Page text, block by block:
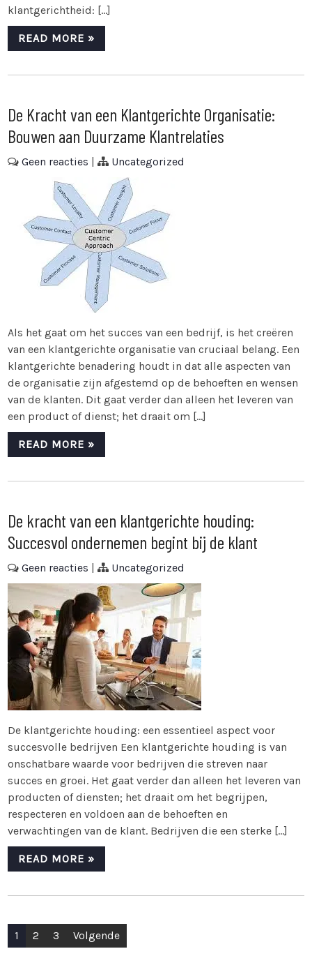
klantgerichtheid: […]
READ MORE »
De Kracht van een Klantgerichte Organisatie:
Bouwen aan Duurzame Klantrelaties
Geen reacties | Uncategorized
Als het gaat om het succes van een bedrijf, is het creëren
van een klantgerichte organisatie van cruciaal belang. Een
klantgerichte benadering houdt in dat alle aspecten van
de organisatie zijn afgestemd op de behoeften en wensen
van de klanten. Dit gaat verder dan alleen het leveren van
een product of dienst; het draait om […]
READ MORE »
De kracht van een klantgerichte houding:
Succesvol ondernemen begint bij de klant
Geen reacties | Uncategorized
De klantgerichte houding: een essentieel aspect voor
succesvolle bedrijven Een klantgerichte houding is van
onschatbare waarde voor bedrijven die streven naar
succes en groei. Het gaat verder dan alleen het leveren van
producten of diensten; het draait om het begrijpen,
respecteren en voldoen aan de behoeften en
verwachtingen van de klant. Bedrijven die een sterke […]
READ MORE »
Berichten
1 2 3 Volgende